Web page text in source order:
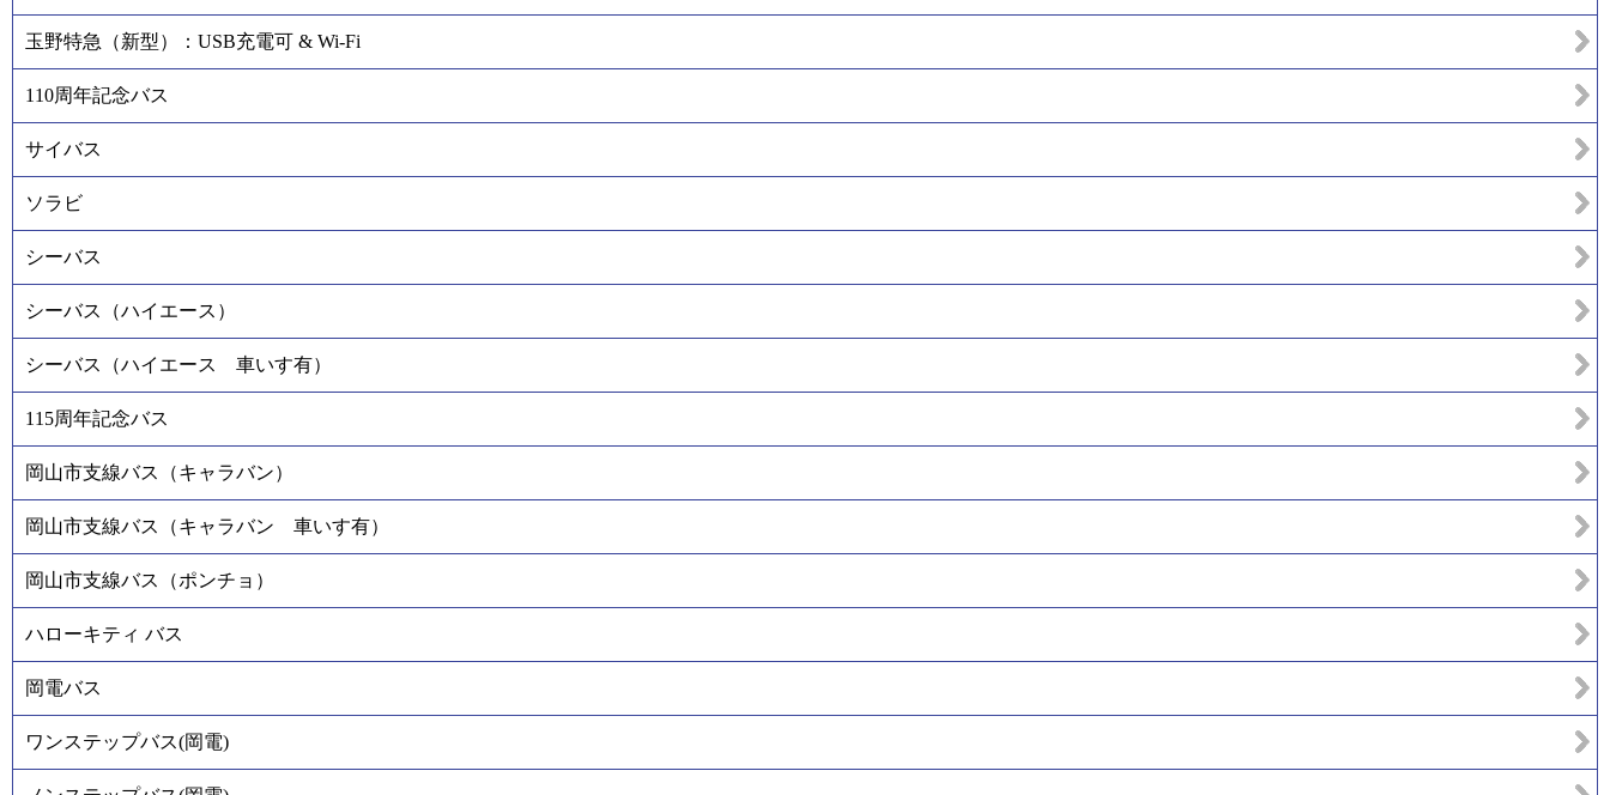
玉野特急（新型）：USB充電可 & Wi-Fi
110周年記念バス
サイバス
ソラビ
シーバス
シーバス（ハイエース）
シーバス（ハイエース 車いす有）
115周年記念バス
岡山市支線バス（キャラバン）
岡山市支線バス（キャラバン 車いす有）
岡山市支線バス（ポンチョ）
ハローキティ バス
岡電バス
ワンステップバス(岡電)